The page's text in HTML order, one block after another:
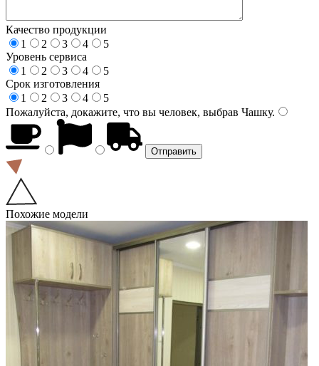
Качество продукции
1
2 3 4
5
Уровень сервиса
1
2 3 4
5
Срок изготовления
1
2 3 4
5
Пожалуйста, докажите, что вы человек, выбрав Чашку.
Похожие модели